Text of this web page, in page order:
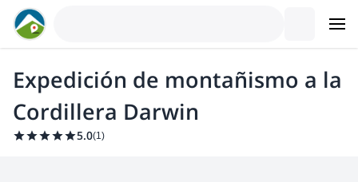
Expedición de montañismo a la
Cordillera Darwin
5.0(1)